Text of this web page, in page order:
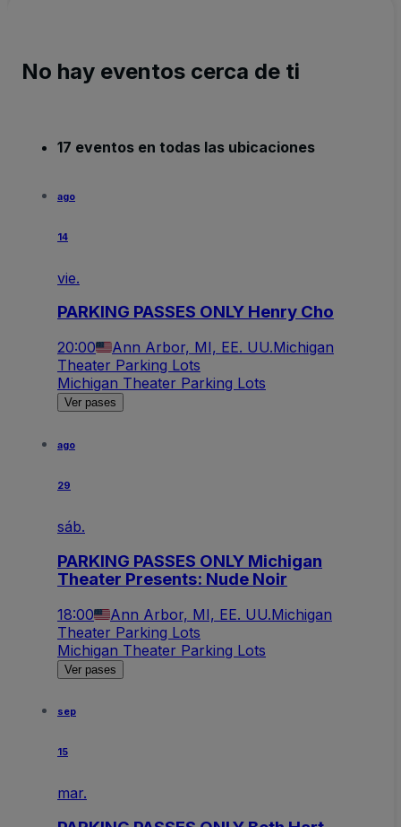
No hay eventos cerca de ti
17 eventos en todas las ubicaciones
ago
14
vie.
PARKING PASSES ONLY Henry Cho
20:00 Ann Arbor, MI, EE. UU.Michigan
Theater Parking Lots
Michigan Theater Parking Lots
Ver pases
ago
29
sáb.
PARKING PASSES ONLY Michigan
Theater Presents: Nude Noir
18:00 Ann Arbor, MI, EE. UU.Michigan
Theater Parking Lots
Michigan Theater Parking Lots
Ver pases
sep
15
mar.